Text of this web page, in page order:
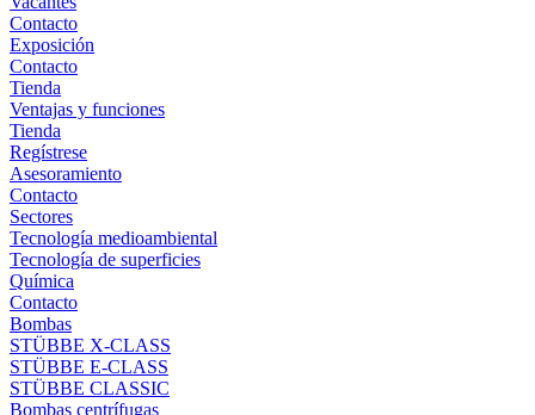
Contacto
Exposición
Contacto
Tienda
Ventajas y funciones
Tienda
Regístrese
Asesoramiento
Contacto
Sectores
Tecnología medioambiental
Tecnología de superficies
Química
Contacto
Bombas
STÜBBE X-CLASS
STÜBBE E-CLASS
STÜBBE CLASSIC
Bombas centrífugas